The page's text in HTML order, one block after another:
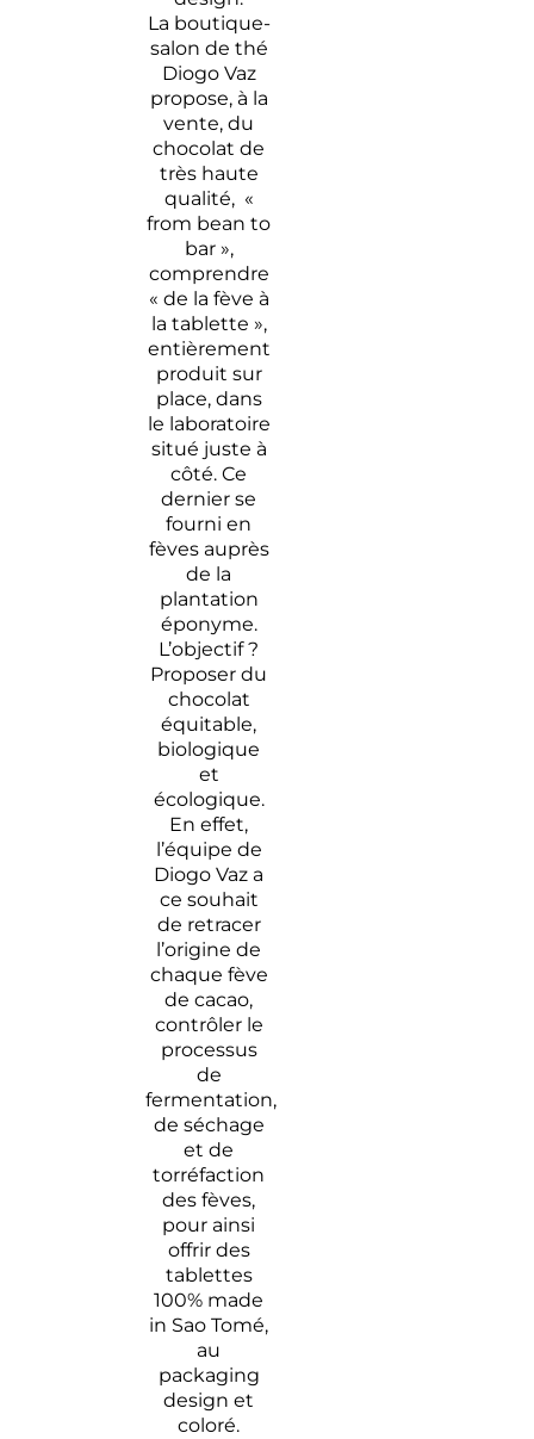
La boutique-
salon de thé
Diogo Vaz
propose, à la
vente, du
chocolat de
très haute
qualité, «
from bean to
bar »,
comprendre
« de la fève à
la tablette »,
entièrement
produit sur
place, dans
le laboratoire
situé juste à
côté. Ce
dernier se
fourni en
fèves auprès
de la
plantation
éponyme.
L’objectif ?
Proposer du
chocolat
équitable,
biologique
et
écologique.
En effet,
l’équipe de
Diogo Vaz a
ce souhait
de retracer
l’origine de
chaque fève
de cacao,
contrôler le
processus
de
fermentation,
de séchage
et de
torréfaction
des fèves,
pour ainsi
offrir des
tablettes
100% made
in Sao Tomé,
au
packaging
design et
coloré.